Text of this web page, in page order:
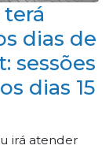
dias de
sessões
dias 15
irá atender